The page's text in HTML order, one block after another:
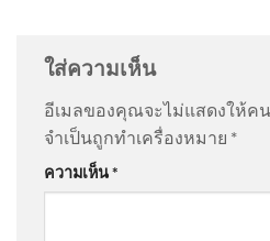
@สายทองแสนพวง
เมื่อ ‘คุ
แดนบ่มเพาะปีศาจ ผ่านเลนส์ ‘ห
คนคุกต่าง.ปท..ไม่แน่…
ใส่ความเห็น
อีเมลของคุณจะไม่แสดงให้ค
จำเป็นถูกทำเครื่องหมาย *
ความเห็น*